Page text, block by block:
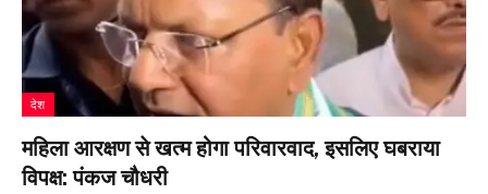
देश
महिला आरक्षण से खत्म होगा परिवारवाद, इसलिए घबराया
विपक्ष: पंकज चौधरी